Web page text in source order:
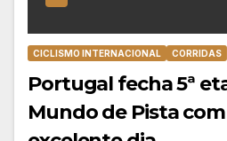
CICLISMO INTERNACIONAL CORRIDAS
Portugal fecha 5ª
Mundo de Pista